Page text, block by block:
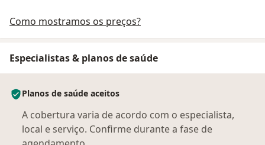
Como mostramos os preços?
Especialistas & planos de saúde
Planos de saúde aceitos
A cobertura varia de acordo com o especialista,
local e serviço. Confirme durante a fase de